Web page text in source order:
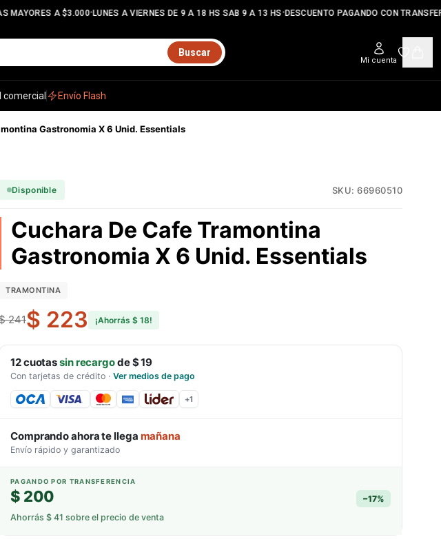
MAYORES A $3.000•LUNES A VIERNES DE 9 A 18 HS SAB 9 A 13 HS•DESCUENTO PAGANDO CON
Buscar
Mi cuenta
comercial Envío Flash
Gastronomia X 6 Unid. Essentials
Disponible SKU: 66960510
Cuchara De Cafe Tramontina
Gastronomia X 6 Unid. Essentials
TRAMONTINA
241$ 223 ¡Ahorrás $ 18!
12cuotassin recargode$ 19
Con tarjetas de crédito · Ver medios de pago
+1
Comprando ahora te llega mañana
Envío rápido y garantizado
PAGANDO POR TRANSFERENCIA
$ 200 −17%
Ahorrás $ 41 sobre el precio de venta